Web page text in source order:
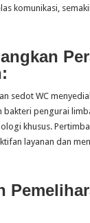
komunikasi,
sedot WC
bakteri pengurai
khusus.
layanan dan